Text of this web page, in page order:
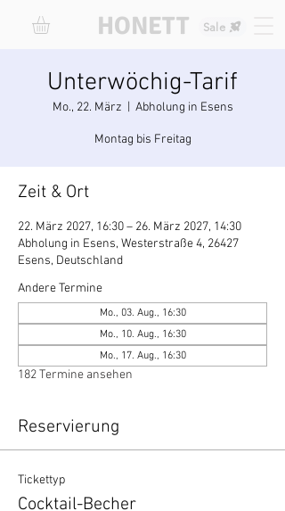
Sale
HONETT
Unterwöchig-Tarif
Mo., 22. März Abholung in Esens
Montag bis Freitag
Zeit & Ort
22. März 2027, 16:30 – 26. März 2027, 14:30
Abholung in Esens, Westerstraße 4, 26427
Esens, Deutschland
Andere Termine
Mo., 03. Aug., 16:30
Mo., 10. Aug., 16:30
Mo., 17. Aug., 16:30
182 Termine ansehen
Reservierung
Tickettyp
Cocktail-Becher